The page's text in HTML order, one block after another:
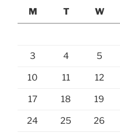
M
T W
3 4 5
10 11 12
17 18 19
24 25 26